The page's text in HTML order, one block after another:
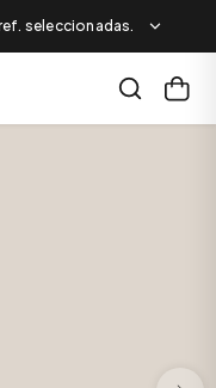
seleccionadas.